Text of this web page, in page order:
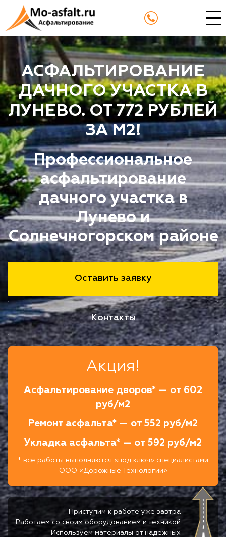
АСФАЛЬТИРОВАНИЕ
ДАЧНОГО УЧАСТКА В
ЛУНЕВО. ОТ 772 РУБЛЕЙ
ЗА М2!
Профессиональное
асфальтирование
дачного участка в
Лунево и
Солнечногорском районе
Оставить заявку
Контакты
Акция!
Асфальтирование дворов* — от 602
руб/м2
Ремонт асфальта* — от 552 руб/м2
Укладка асфальта* — от 592 руб/м2
* все работы выполняются «под ключ» специалистами
ООО «Дорожные Технологии»
Приступим к работе уже завтра
Работаем со своим оборудованием и техникой
Используем материалы от надежных